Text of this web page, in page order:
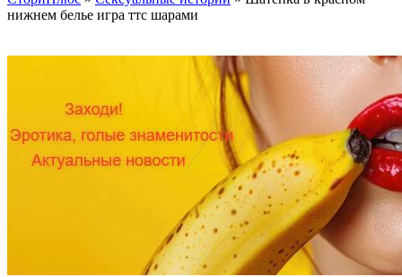
нижнем белье игра ттс шарами